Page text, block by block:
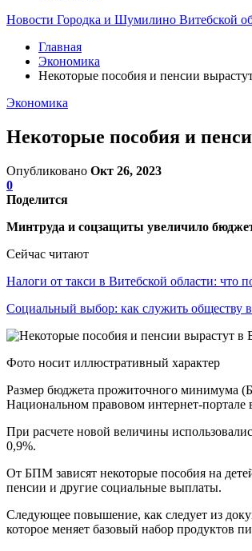
Новости Городка и Шумилино Витебской
Главная
Экономика
Некоторые пособия и пенсии
Экономика
Некоторые пособия и
Опубликовано Окт 26, 2023
0
Поделится
Минтруда и соцзащиты увеличило
Сейчас читают
Налоги от такси в Витебской области: что
Социальный выбор: как служить обществу
Фото носит иллюстративный характер
Размер бюджета прожиточного минимума
Национальном правовом интернет-портале
При расчете новой величины
0,9%.
От БПМ зависят некоторые пособия на
пенсии и другие социальные выплаты.
Следующее повышение, как следует из
которое меняет базовый набор продуктов